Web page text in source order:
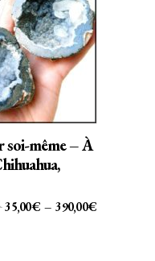
produit
a
plusieurs
variations.
peuvent
être
soi-même – À
35,00€ – 390,00€PLAGE